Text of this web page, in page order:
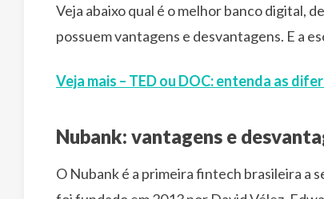
Veja abaixo qual é o melhor banco digital,
possuem vantagens e desvantagens. E a
Veja mais – TED ou DOC: entenda as
Nubank: vantagens e
O Nubank é a primeira fintech brasileira a